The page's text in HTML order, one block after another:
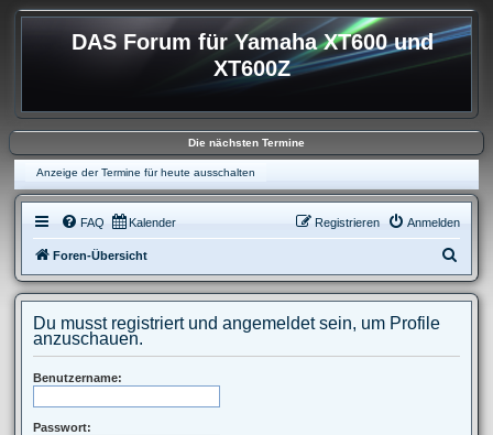
DAS Forum für Yamaha XT600 und
XT600Z
Die nächsten Termine
Anzeige der Termine für heute ausschalten
FAQ Kalender Anmelden
Registrieren
Foren-Übersicht
u
e
Du musst registriert und angemeldet sein, um Profile
anzuschauen.
Benutzername:
Passwort: